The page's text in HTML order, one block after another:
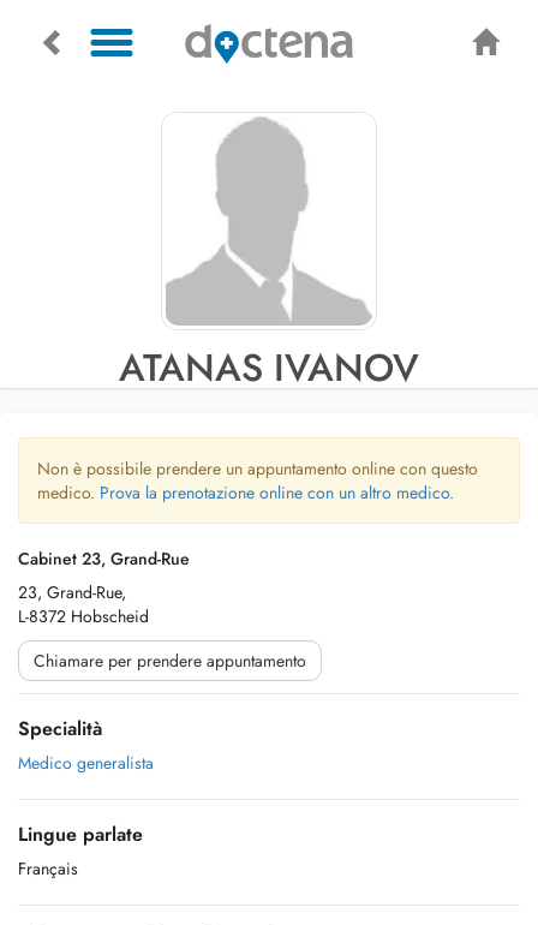
ATANAS IVANOV
Non è possibile prendere un appuntamento online con questo
medico. Prova la prenotazione online con un altro medico.
Cabinet 23, Grand-Rue
23, Grand-Rue,
L-8372 Hobscheid
Chiamare per prendere appuntamento
Specialità
Medico generalista
Lingue parlate
Français